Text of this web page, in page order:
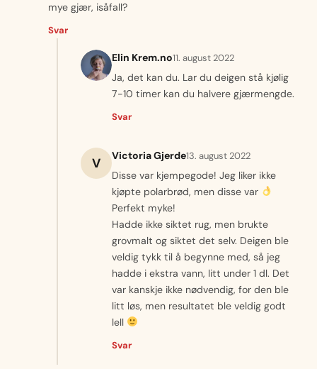
mye gjær, isåfall?
Svar
Elin Krem.no11. august 2022
Ja, det kan du. Lar du deigen stå kjølig
7-10 timer kan du halvere gjærmengde.
Svar
V Victoria Gjerde13. august 2022
Disse var kjempegode! Jeg liker ikke
kjøpte polarbrød, men disse var
Perfekt myke!
Hadde ikke siktet rug, men brukte
grovmalt og siktet det selv. Deigen ble
veldig tykk til å begynne med, så jeg
hadde i ekstra vann, litt under 1 dl. Det
var kanskje ikke nødvendig, for den ble
litt løs, men resultatet ble veldig godt
lell
Svar